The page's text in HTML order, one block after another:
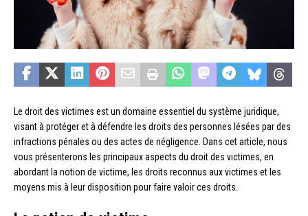
Le droit des victimes est un domaine essentiel du système juridique,
visant à protéger et à défendre les droits des personnes lésées par des
infractions pénales ou des actes de négligence. Dans cet article, nous
vous présenterons les principaux aspects du droit des victimes, en
abordant la notion de victime, les droits reconnus aux victimes et les
moyens mis à leur disposition pour faire valoir ces droits.